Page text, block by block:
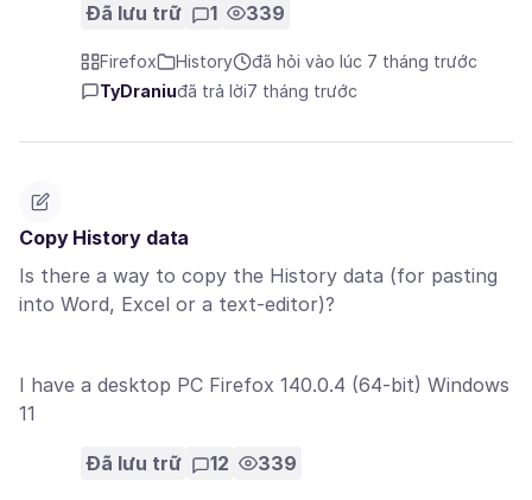
Đã lưu trữ 1 339
Firefox History
đã hỏi vào lúc 7 tháng trước
TyDraniuđã trả lời7 tháng trước
Copy History data
Is there a way to copy the History data (for pasting
into Word, Excel or a text-editor)?
I have a desktop PC Firefox 140.0.4 (64-bit) Windows
11
Đã lưu trữ 12 339